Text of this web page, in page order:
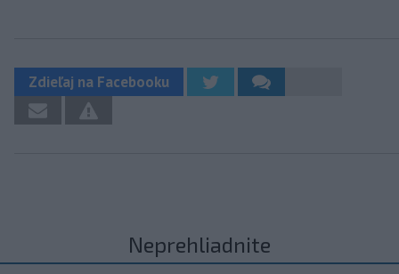
Zdieľaj na Facebooku
Neprehliadnite